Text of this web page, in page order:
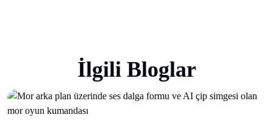
İlgili Bloglar